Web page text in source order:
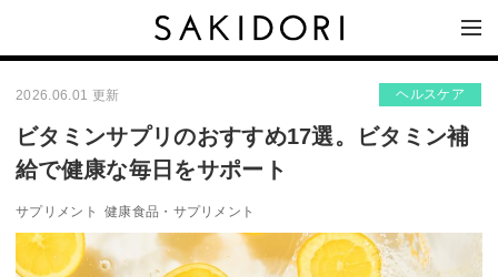
2026.06.01 更新 ヘルスケア
ビタミンサプリのおすすめ17選。ビタミン補
給で健康な毎日をサポート
サプリメント 健康食品・サプリメント